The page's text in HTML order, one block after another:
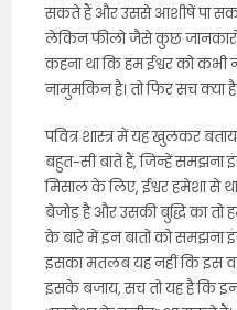
सकते हैं और उससे आशीषें पा
लेकिन फीलो जैसे कुछ
कहना था कि हम ईश्वर को
नामुमकिन है। तो फिर सच क्या
पवित्र शास्त्र में यह खुलकर
बहुत-सी बातें हैं, जिन्हें समझना
मिसाल के लिए, ईश्वर हमेशा से
बेजोड़ है और उसकी बुद्धि का तो
के बारे में इन बातों को समझना
इसका मतलब यह नहीं कि इस
इसके बजाय, सच तो यह है कि